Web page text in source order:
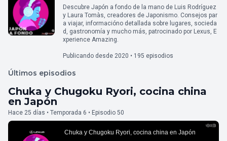
Descubre Japón a fondo de la mano de Luis Rodríguez
y Laura Tomàs, creadores de Japonismo. Consejos par
a viajar, informacióno detallada sobre lugares, socieda
d, gastronomía y mucho más, patrocinado por Lexus, E
xperience Amazing.
Publicando desde 2020 • 195 episodios
Últimos episodios
Chuka y Chugoku Ryori, cocina china
en Japón
Hace 25 días • Temporada 6 • Episodio 50